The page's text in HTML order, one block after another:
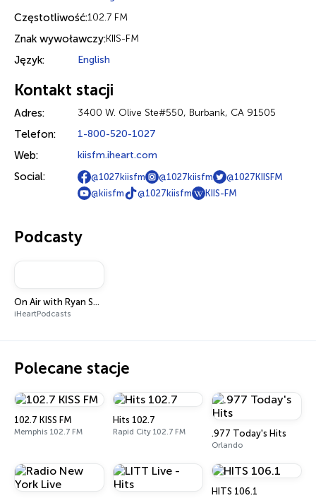
Częstotliwość:102.7 FM
Znak wywoławczy:KIIS-FM
Język: English
Kontakt stacji
Adres: 3400 W. Olive Ste#550, Burbank, CA 91505
Telefon: 1-800-520-1027
Web: kiisfm.iheart.com
Social: @1027kiisfm @1027kiisfm
@1027KIISFM
@kiisfm
@1027kiisfm KIIS-FM
Podcasty
On Air with Ryan Seacrest
iHeartPodcasts
Polecane stacje
102.7 KISS FM
Memphis 102.7 FM
Hits 102.7
Rapid City 102.7 FM .977 Today's Hits
Orlando
HITS 106.1